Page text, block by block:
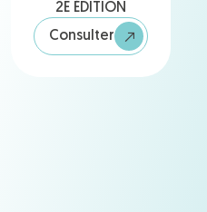
2E ÉDITION
Consulter